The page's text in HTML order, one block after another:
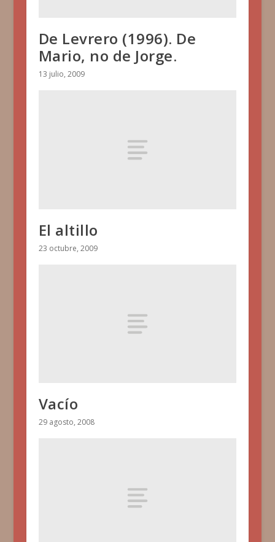
De Levrero (1996). De
Mario, no de Jorge.
13 julio, 2009
El altillo
23 octubre, 2009
Vacío
29 agosto, 2008